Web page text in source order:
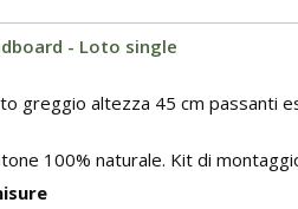
- Loto single
greggio altezza 45 cm passanti
100% naturale. Kit di